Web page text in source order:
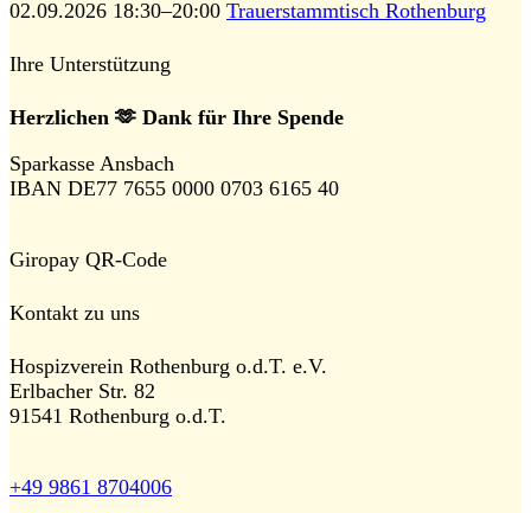
02.09.2026 18:30–20:00 Trauerstammtisch Rothenburg
Ihre Unterstützung
Herzlichen 🫶 Dank für Ihre Spende
Sparkasse Ansbach
IBAN DE77 7655 0000 0703 6165 40
Giropay QR-Code
Kontakt zu uns
Hospizverein Rothenburg o.d.T. e.V.
Erlbacher Str. 82
91541 Rothenburg o.d.T.
+49 9861 8704006